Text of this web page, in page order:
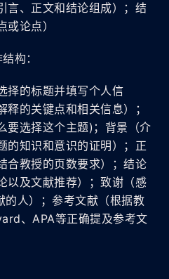
言、正文和结论组成）；结
论点）
构：
择的标题并填写个人信
的关键点和相关信息）；
要选择这个主题)；背景（介
的知识和意识的证明）；正
合教授的页数要求）；结论
以及文献推荐）；致谢（感
人）；参考文献（根据教
、APA等正确提及参考文